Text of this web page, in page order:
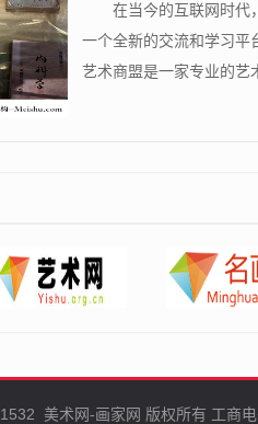
在当今的互联网时代
一个全新的交流和学习平
艺术商盟是一家专业的艺
美术网-画家网 版权所有 工商